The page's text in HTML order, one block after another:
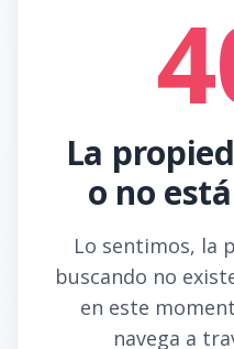
La
o no
Lo sentimos, la
buscando no
en este
navega a